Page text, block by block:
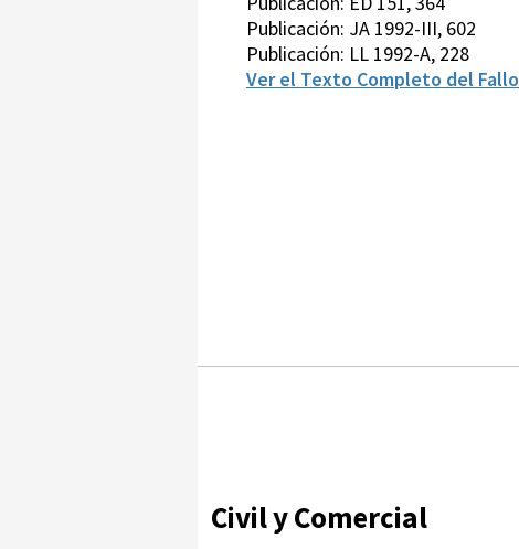
Publicación: JA 1992-III, 602
Publicación: LL 1992-A, 228
Ver el Texto Completo del Fallo
Civil y Comercial